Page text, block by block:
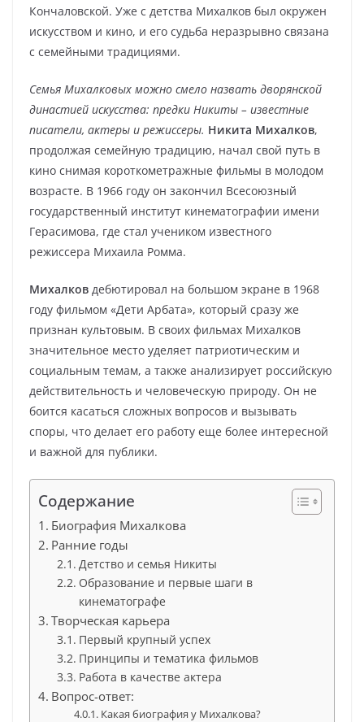
Кончаловской. Уже с детства Михалков был окружен
искусством и кино, и его судьба неразрывно связана
с семейными традициями.
Семья Михалковых можно смело назвать дворянской
династией искусства: предки Никиты – известные
писатели, актеры и режиссеры. Никита Михалков,
продолжая семейную традицию, начал свой путь в
кино снимая короткометражные фильмы в молодом
возрасте. В 1966 году он закончил Всесоюзный
государственный институт кинематографии имени
Герасимова, где стал учеником известного
режиссера Михаила Ромма.
Михалков дебютировал на большом экране в 1968
году фильмом «Дети Арбата», который сразу же
признан культовым. В своих фильмах Михалков
значительное место уделяет патриотическим и
социальным темам, а также анализирует российскую
действительность и человеческую природу. Он не
боится касаться сложных вопросов и вызывать
споры, что делает его работу еще более интересной
и важной для публики.
Содержание
Биография Михалкова
Ранние годы
Детство и семья Никиты
Образование и первые шаги в
кинематографе
Творческая карьера
Первый крупный успех
Принципы и тематика фильмов
Работа в качестве актера
Вопрос-ответ:
Какая биография у Михалкова?